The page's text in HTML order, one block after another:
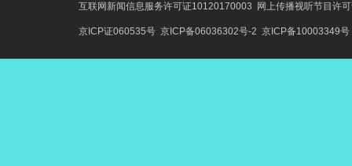
互联网新闻信息服务许可证10120170003 网上传播视听节目许
京ICP证060535号 京ICP备06036302号-2 京ICP备10003349号